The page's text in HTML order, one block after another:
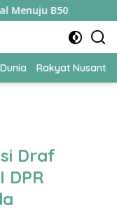
B50 Tim
Rakyat
Draf
DPR